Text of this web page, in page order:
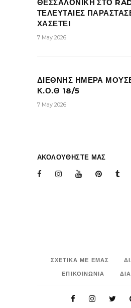
ΘΕΣΣΑΛΟΝΙΚΗ ΣΤΟ
ΤΕΛΕΥΤΑΙΕΣ
ΧΑΣΕΤΕ!
7 May 2026
ΔΙΕΘΝΗΣ ΗΜΕΡΑ
Κ.Ο.Θ 18/5
7 May 2026
ΑΚΟΛΟΥΘΗΣΤΕ ΜΑΣ
ΣΧΕΤΙΚΑ ΜΕ ΕΜΑΣ
ΕΠΙΚΟΙΝΩΝΙΑ